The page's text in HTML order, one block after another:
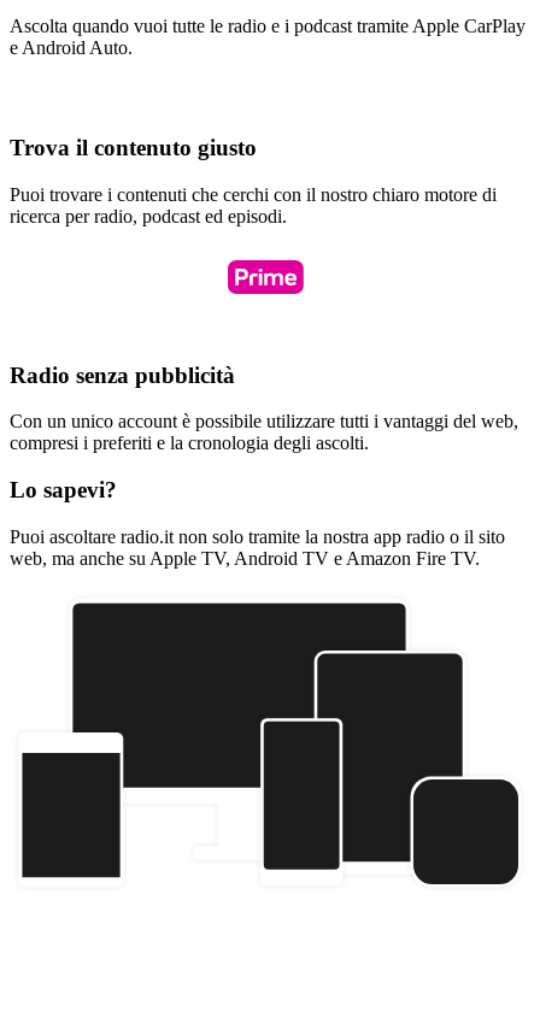
Ascolta quando vuoi tutte le radio e i podcast tramite Apple CarPlay
e Android Auto.
Trova il contenuto giusto
Puoi trovare i contenuti che cerchi con il nostro chiaro motore di
ricerca per radio, podcast ed episodi.
Radio senza pubblicità
Con un unico account è possibile utilizzare tutti i vantaggi del web,
compresi i preferiti e la cronologia degli ascolti.
Lo sapevi?
Puoi ascoltare radio.it non solo tramite la nostra app radio o il sito
web, ma anche su Apple TV, Android TV e Amazon Fire TV.